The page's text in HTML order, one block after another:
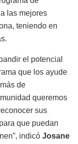
las mejores
teniendo en
el potencial
que los ayude
de
queremos
sus
que puedan
indicó Josane